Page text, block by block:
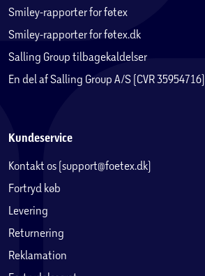
Smiley-rapporter for føtex
Smiley-rapporter for føtex.dk
Salling Group tilbagekaldelser
En del af Salling Group A/S (CVR 35954716)
Kundeservice
Kontakt os (support@foetex.dk)
Fortryd køb
Levering
Returnering
Reklamation